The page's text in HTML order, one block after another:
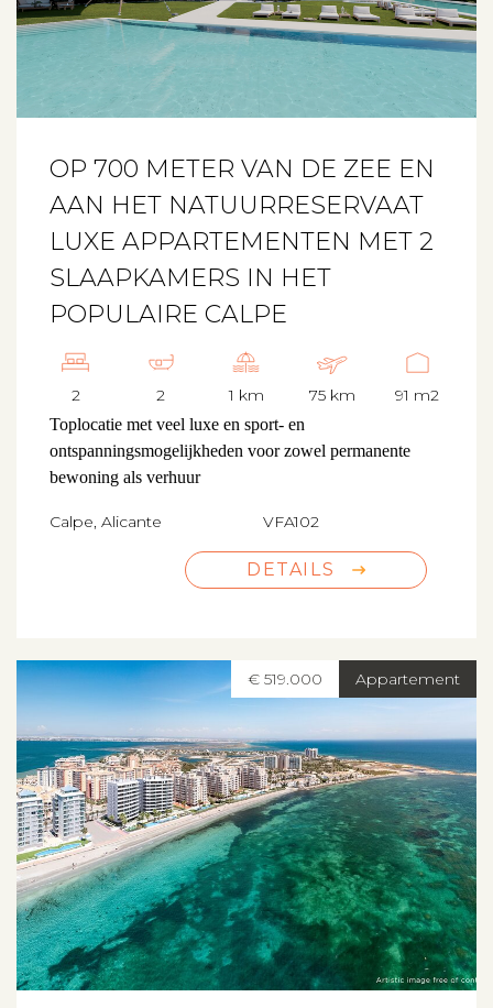
OP 700 METER VAN DE ZEE EN
AAN HET NATUURRESERVAAT
LUXE APPARTEMENTEN MET 2
SLAAPKAMERS IN HET
POPULAIRE CALPE
2 2 1 km 75 km 91 m2
Toplocatie met veel luxe en sport- en
ontspanningsmogelijkheden voor zowel permanente
bewoning als verhuur
Calpe, Alicante VFA102
DETAILS
Appartement
€ 519.000